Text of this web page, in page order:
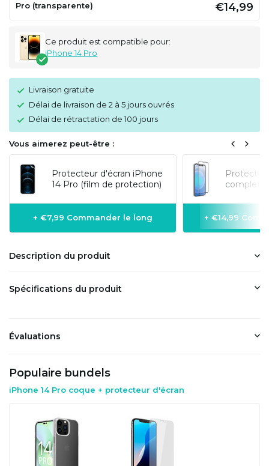
Pro (transparente)
€14,99
Ce produit est compatible pour:
iPhone 14 Pro
Livraison gratuite
Délai de livraison de 2 à 5 jours ouvrés
Délai de rétractation de 100 jours
Vous aimerez peut-être :
Protecteur d'écran iPhone
14 Pro (film de protection)
+ €7,99 Commander le long
complet
+ €14,99
Description du produit
Spécifications du produit
Évaluations
Populaire bundels
iPhone 14 Pro coque + protecteur d'écran